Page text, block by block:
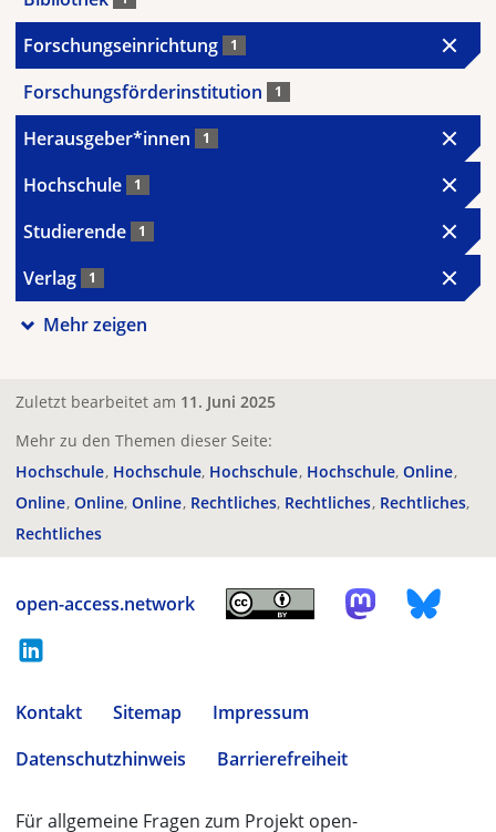
Forschungseinrichtung 1
Forschungsförderinstitution 1
Herausgeber*innen 1
Hochschule 1
Studierende 1
Verlag 1
Mehr zeigen
Zuletzt bearbeitet am 11. Juni 2025
Mehr zu den Themen dieser Seite:
Hochschule Hochschule Hochschule Hochschule Online
Online Online Online Rechtliches Rechtliches Rechtliches
Rechtliches
open-access.network
Kontakt Sitemap
Impressum
Datenschutzhinweis
Barrierefreiheit
Für allgemeine Fragen zum Projekt open-